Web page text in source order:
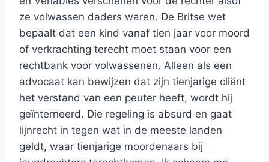
ze volwassen daders waren. De Britse wet
bepaalt dat een kind vanaf tien jaar voor moord
of verkrachting terecht moet staan voor een
rechtbank voor volwassenen. Alleen als een
advocaat kan bewijzen dat zijn tienjarige cliënt
het verstand van een peuter heeft, wordt hij
geïnterneerd. Die regeling is absurd en gaat
lijnrecht in tegen wat in de meeste landen
geldt, waar tienjarige moordenaars bij